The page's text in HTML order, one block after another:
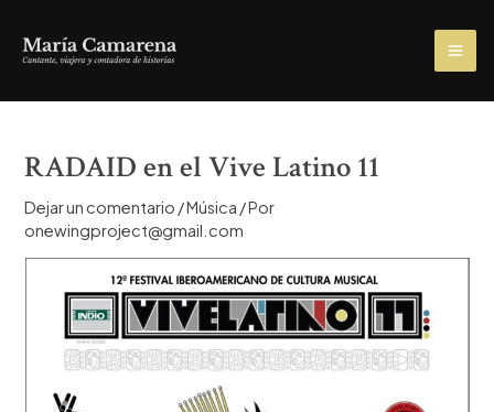
RADAID en el Vive Latino 11
Dejar un comentario /Música / Por
onewingproject@gmail.com